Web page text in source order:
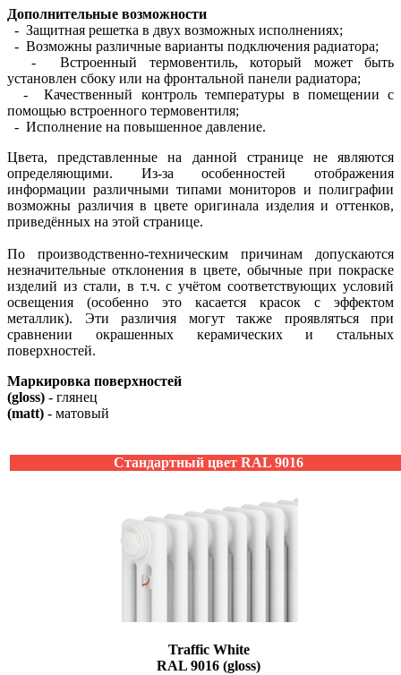
Дополнительные возможности
- Защитная решетка в двух возможных исполнениях;
- Возможны различные варианты подключения радиатора;
- Встроенный термовентиль, который может быть
установлен сбоку или на фронтальной панели радиатора;
- Качественный контроль температуры в помещении с
помощью встроенного термовентиля;
- Исполнение на повышенное давление.
Цвета, представленные на данной странице не являются
определяющими. Из-за особенностей отображения
информации различными типами мониторов и полиграфии
возможны различия в цвете оригинала изделия и оттенков,
приведённых на этой странице.
По производственно-техническим причинам допускаются
незначительные отклонения в цвете, обычные при покраске
изделий из стали, в т.ч. с учётом соответствующих условий
освещения (особенно это касается красок с эффектом
металлик). Эти различия могут также проявляться при
сравнении окрашенных керамических и стальных
поверхностей.
Маркировка поверхностей
(gloss) - глянец
(matt) - матовый
Стандартный цвет RAL 9016
Traffic White
RAL 9016 (gloss)